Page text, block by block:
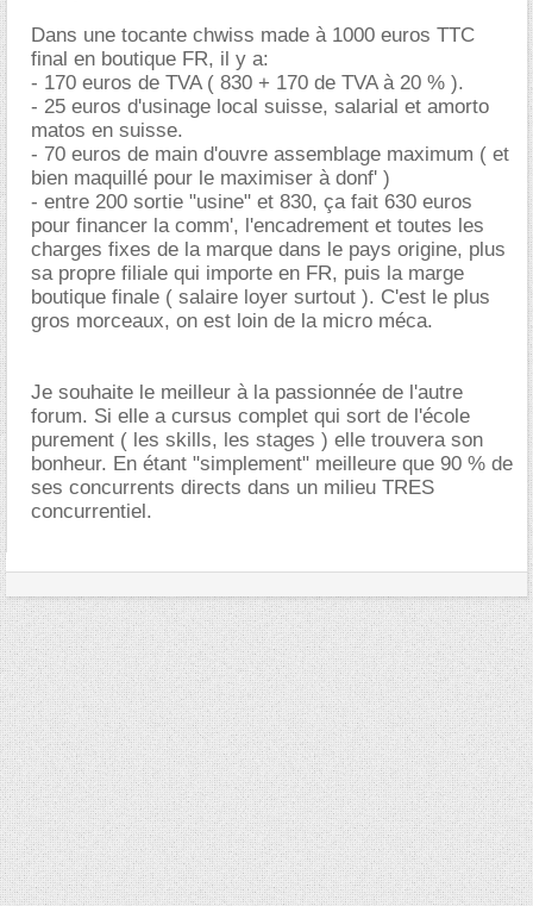
Dans une tocante chwiss made à 1000 euros TTC
final en boutique FR, il y a:
- 170 euros de TVA ( 830 + 170 de TVA à 20 % ).
- 25 euros d'usinage local suisse, salarial et amorto
matos en suisse.
- 70 euros de main d'ouvre assemblage maximum ( et
bien maquillé pour le maximiser à donf' )
- entre 200 sortie "usine" et 830, ça fait 630 euros
pour financer la comm', l'encadrement et toutes les
charges fixes de la marque dans le pays origine, plus
sa propre filiale qui importe en FR, puis la marge
boutique finale ( salaire loyer surtout ). C'est le plus
gros morceaux, on est loin de la micro méca.
Je souhaite le meilleur à la passionnée de l'autre
forum. Si elle a cursus complet qui sort de l'école
purement ( les skills, les stages ) elle trouvera son
bonheur. En étant "simplement" meilleure que 90 % de
ses concurrents directs dans un milieu TRES
concurrentiel.